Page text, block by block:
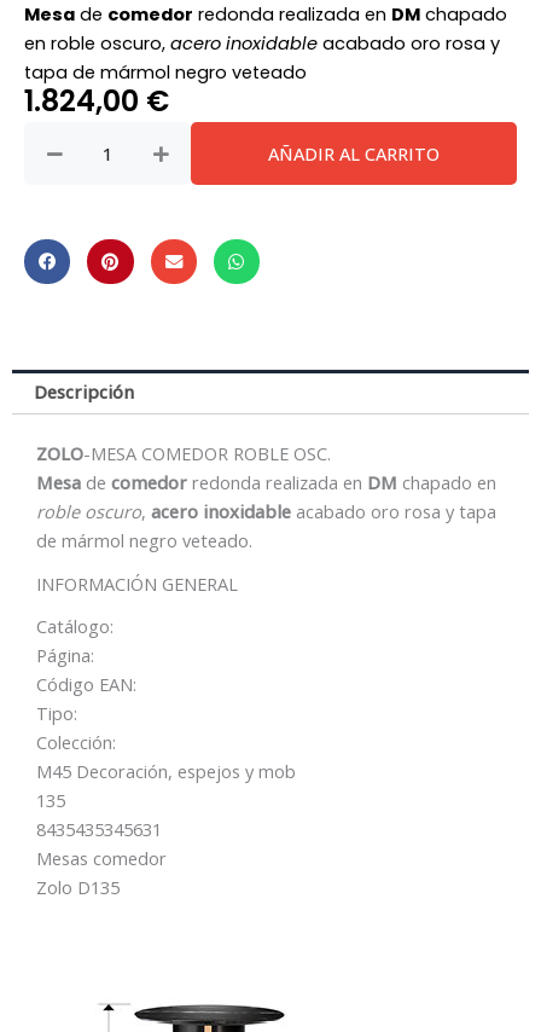
Mesa de comedor redonda realizada en DM chapado
en roble oscuro, acero inoxidable acabado oro rosa y
tapa de mármol negro veteado
1.824,00 €
comedor
cantidad
AÑADIR AL CARRITO
Descripción
ZOLO-MESA COMEDOR ROBLE OSC.
Mesa de comedor redonda realizada en DM chapado en
roble oscuro, acero inoxidable acabado oro rosa y tapa
de mármol negro veteado.
INFORMACIÓN GENERAL
Catálogo:
Página:
Código EAN:
Tipo:
Colección:
M45 Decoración, espejos y mob
135
8435435345631
Mesas comedor
Zolo D135